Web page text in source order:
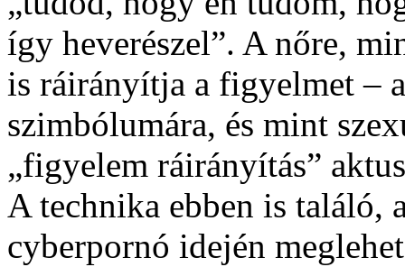
így heverészel”. A nőre,
is ráirányítja a figyelmet –
szimbólumára, és mint
„figyelem ráirányítás”
A technika ebben is találó,
cyberpornó idején